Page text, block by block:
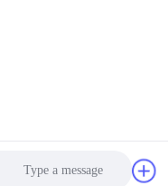
2026 BETTER PARTS Machinery Co., Ltd. . كل الحقوق محفوظة.